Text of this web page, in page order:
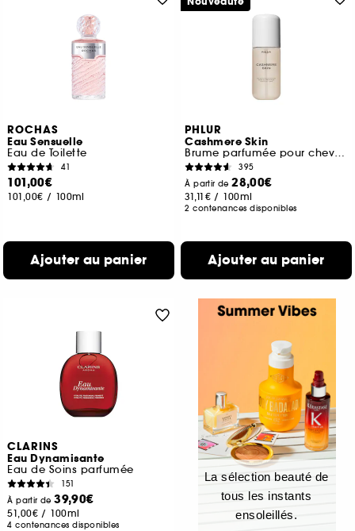
ROCHAS
Eau Sensuelle
Eau de Toilette
41
101,00€
101,00€ / 100ml
Ajouter au panier
PHLUR
Cashmere Skin
Brume parfumée pour cheveux et corps
395
À partir de28,00€
31,11€ / 100ml
2 contenances disponibles
Ajouter au panier
CLARINS
Eau Dynamisante
Eau de Soins parfumée
151
À partir de39,90€
51,00€ / 100ml
4 contenances disponibles
La sélection beauté de
tous les instants
ensoleillés.